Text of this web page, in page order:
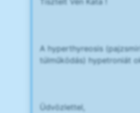
A hyperthyreosis
túlműködás) hypetroniát
Üdvözlettel,